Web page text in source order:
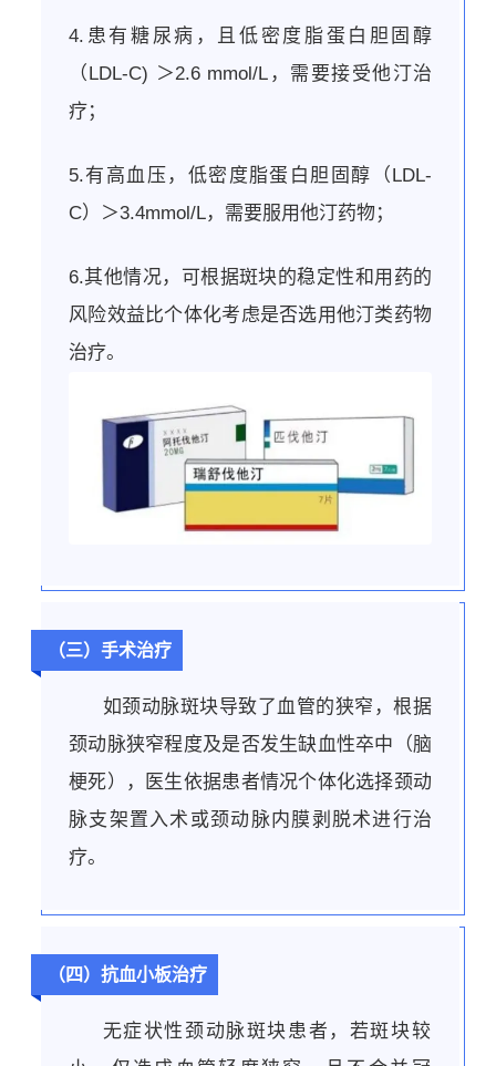
4.患有糖尿病，且低密度脂蛋白胆固醇
（LDL-C) ＞2.6 mmol/L，需要接受他汀治
疗；
5.有高血压，低密度脂蛋白胆固醇（LDL-
C）＞3.4mmol/L，需要服用他汀药物；
6.其他情况，可根据斑块的稳定性和用药的
风险效益比个体化考虑是否选用他汀类药物
治疗。
（三）手术治疗
如颈动脉斑块导致了血管的狭窄，根据
颈动脉狭窄程度及是否发生缺血性卒中（脑
梗死），医生依据患者情况个体化选择颈动
脉支架置入术或颈动脉内膜剥脱术进行治
疗。
（四）抗血小板治疗
无症状性颈动脉斑块患者，若斑块较